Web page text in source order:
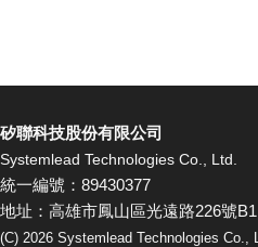
矽聯科技股份有限公司
Systemlead Technologies Co., Ltd.
統一編號：89430377
地址：高雄市鳳山區光遠路226號
(C) 2026 Systemlead Technologies Co.,